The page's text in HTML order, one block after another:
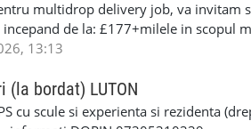
#RomanianAccidentRepairs
#RomanianCarRepairs
#FoliiGeamuriAuto
#vopsitormoldoveanlondra
multidrop delivery job, va invitam
de la: £177+milele in scopul
VAT si £190+milele in scopul muncii
minima 21 de ani •1 an
dumneavoastra •posibilitatea sa
13:13
(la bordat) LUTON
cu scule si experienta si rezidenta